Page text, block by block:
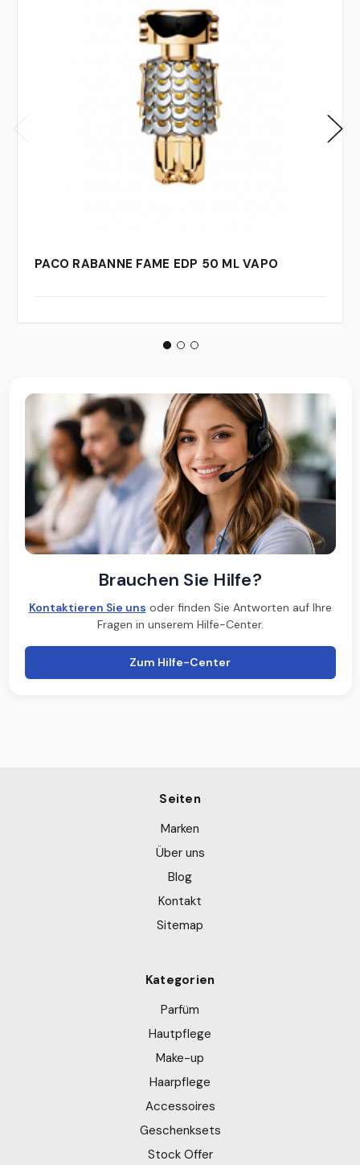
PACO RABANNE FAME EDP 50 ML VAPO
Brauchen Sie Hilfe?
Kontaktieren Sie uns oder finden Sie Antworten auf Ihre
Fragen in unserem Hilfe-Center.
Zum Hilfe-Center
Seiten
Marken
Über uns
Blog
Kontakt
Sitemap
Kategorien
Parfüm
Hautpflege
Make-up
Haarpflege
Accessoires
Geschenksets
Stock Offer